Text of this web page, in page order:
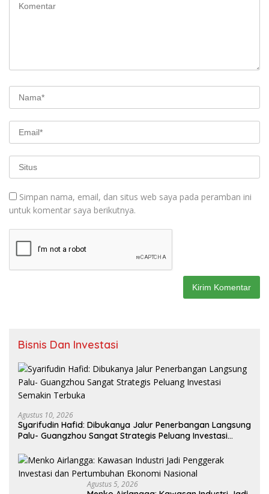
Simpan nama, email, dan situs web saya pada peramban ini
untuk komentar saya berikutnya.
Bisnis Dan Investasi
Agustus 10, 2026
Syarifudin Hafid: Dibukanya Jalur Penerbangan Langsung
Palu- Guangzhou Sangat Strategis Peluang Investasi
Agustus 5, 2026